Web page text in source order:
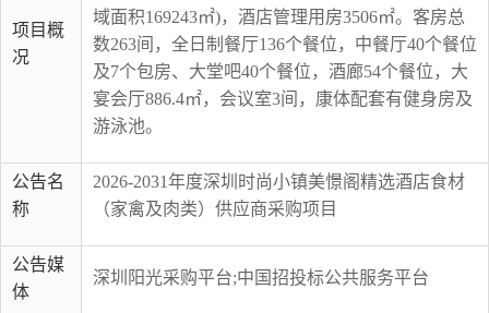
项目概
况
域面积169243㎡)，酒店管理用房3506㎡。客房总
数263间，全日制餐厅136个餐位，中餐厅40个餐位
及7个包房、大堂吧40个餐位，酒廊54个餐位，大
宴会厅886.4㎡，会议室3间，康体配套有健身房及
游泳池。
公告名
称
2026-2031年度深圳时尚小镇美憬阁精选酒店食材
（家禽及肉类）供应商采购项目
公告媒
体
深圳阳光采购平台;中国招投标公共服务平台